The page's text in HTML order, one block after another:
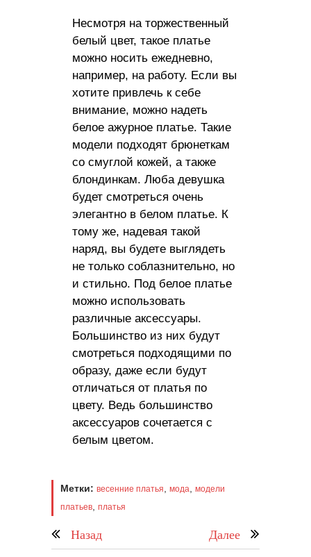
Несмотря на торжественный
белый цвет, такое платье
можно носить ежедневно,
например, на работу. Если вы
хотите привлечь к себе
внимание, можно надеть
белое ажурное платье. Такие
модели подходят брюнеткам
со смуглой кожей, а также
блондинкам. Люба девушка
будет смотреться очень
элегантно в белом платье. К
тому же, надевая такой
наряд, вы будете выглядеть
не только соблазнительно, но
и стильно. Под белое платье
можно использовать
различные аксессуары.
Большинство из них будут
смотреться подходящими по
образу, даже если будут
отличаться от платья по
цвету. Ведь большинство
аксессуаров сочетается с
белым цветом.
Метки: весенние платья, мода, модели
платьев, платья
Назад Далее